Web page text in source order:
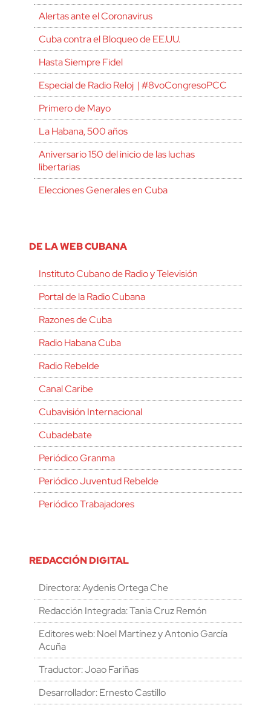
Alertas ante el Coronavirus
Cuba contra el Bloqueo de EE.UU.
Hasta Siempre Fidel
Especial de Radio Reloj | #8voCongresoPCC
Primero de Mayo
La Habana, 500 años
Aniversario 150 del inicio de las luchas
libertarias
Elecciones Generales en Cuba
DE LA WEB CUBANA
Instituto Cubano de Radio y Televisión
Portal de la Radio Cubana
Razones de Cuba
Radio Habana Cuba
Radio Rebelde
Canal Caribe
Cubavisión Internacional
Cubadebate
Periódico Granma
Periódico Juventud Rebelde
Periódico Trabajadores
REDACCIÓN DIGITAL
Directora: Aydenis Ortega Che
Redacción Integrada: Tania Cruz Remón
Editores web: Noel Martínez y Antonio García
Acuña
Traductor: Joao Fariñas
Desarrollador: Ernesto Castillo